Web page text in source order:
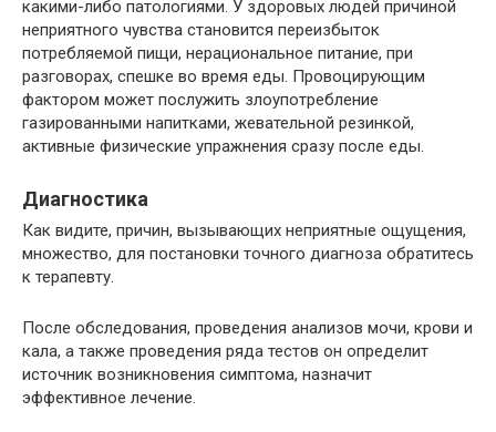
какими-либо патологиями. У здоровых людей причиной
неприятного чувства становится переизбыток
потребляемой пищи, нерациональное питание, при
разговорах, спешке во время еды. Провоцирующим
фактором может послужить злоупотребление
газированными напитками, жевательной резинкой,
активные физические упражнения сразу после еды.
Диагностика
Как видите, причин, вызывающих неприятные ощущения,
множество, для постановки точного диагноза обратитесь
к терапевту.
После обследования, проведения анализов мочи, крови и
кала, а также проведения ряда тестов он определит
источник возникновения симптома, назначит
эффективное лечение.